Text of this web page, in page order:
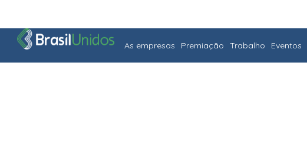
As empresas Premiação Trabalho Eventos